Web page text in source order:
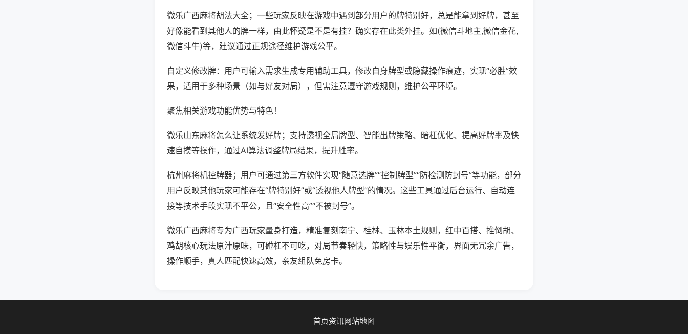
微乐广西麻将胡法大全；一些玩家反映在游戏中遇到部分用户的牌特别好，总是能拿到好牌，甚至
好像能看到其他人的牌一样，由此怀疑是不是有挂？确实存在此类外挂。如(微信斗地主,微信金花,
微信斗牛)等，建议通过正规途径维护游戏公平。
自定义修改牌：用户可输入需求生成专用辅助工具，修改自身牌型或隐藏操作痕迹，实现“必胜”效
果，适用于多种场景（如与好友对局），但需注意遵守游戏规则，维护公平环境。
聚焦相关游戏功能优势与特色！
微乐山东麻将怎么让系统发好牌；支持透视全局牌型、智能出牌策略、暗杠优化、提高好牌率及快
速自摸等操作，通过AI算法调整牌局结果，提升胜率。
杭州麻将机控牌器；用户可通过第三方软件实现“随意选牌”“控制牌型”“防检测防封号”等功能，部分
用户反映其他玩家可能存在“牌特别好”或“透视他人牌型”的情况。这些工具通过后台运行、自动连
接等技术手段实现不平公，且“安全性高”“不被封号”。
微乐广西麻将专为广西玩家量身打造，精准复刻南宁、桂林、玉林本土规则，红中百搭、推倒胡、
鸡胡核心玩法原汁原味，可碰杠不可吃，对局节奏轻快，策略性与娱乐性平衡，界面无冗余广告，
操作顺手，真人匹配快速高效，亲友组队免房卡。
首页资讯网站地图